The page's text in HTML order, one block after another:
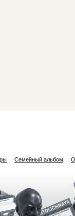
Семейный альбом О